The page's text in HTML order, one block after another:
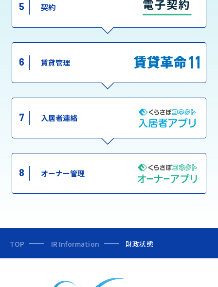
5 契約
6 賃貸管理
7 入居者連絡
8 オーナー管理
TOP IR Information 財政状態